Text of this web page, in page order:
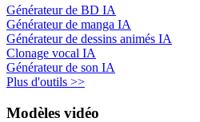
Générateur de BD IA
Générateur de manga IA
Générateur de dessins animés IA
Clonage vocal IA
Générateur de son IA
Plus d'outils >>
Modèles vidéo